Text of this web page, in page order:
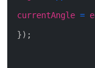
currentAngle =
}) ;